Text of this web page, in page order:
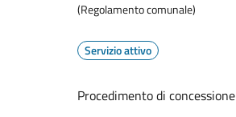
(Regolamento comunale)
Servizio attivo
Procedimento di